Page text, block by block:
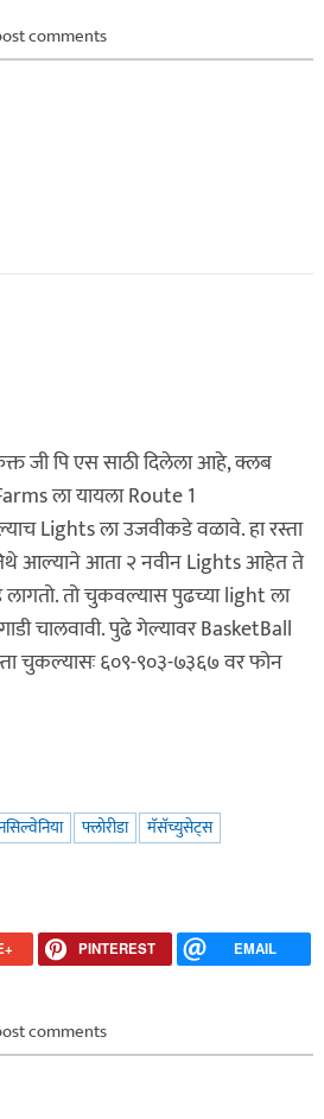
comments
जी पि एस साठी दिलेला आहे, क्लब
ला यायला Route 1
Lights ला उजवीकडे वळावे. हा रस्ता
आल्याने आता २ नवीन Lights आहेत ते
तो चुकवल्यास पुढच्या light ला
चालवावी. पुढे गेल्यावर BasketBall
चुकल्यासः ६०९-९०३-७३६७ वर फोन
फ्लोरीडा
मॅसॅच्युसेट्स
PINTEREST EMAIL
comments